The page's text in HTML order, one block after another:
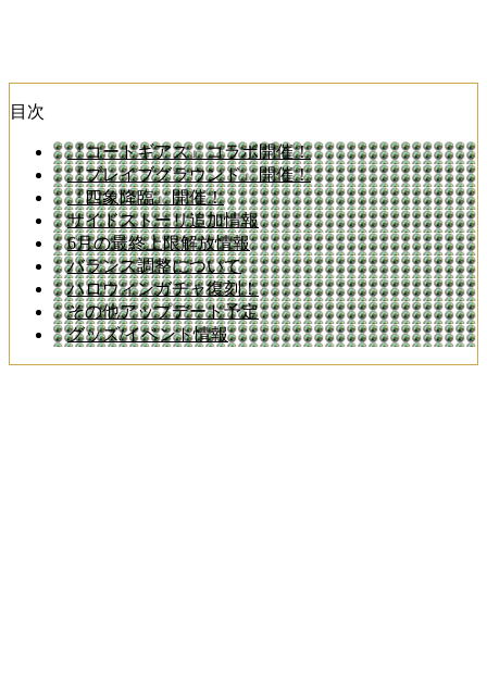
目次
『コードギアス』コラボ開催！
『ブレイブグラウンド』開催！
『四象降臨』開催！
サイドストーリ追加情報
6月の最終上限解放情報
バランス調整について
ハロウィンガチャ復刻！
その他アップデート予定
グッズ/イベント情報